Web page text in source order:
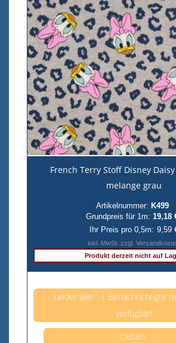
French Terry Stoff Disney
melange grau
Artikelnummer: K499
Grundpreis für 1m: 19,18
Ihr Preis pro 0,5m: 9,59
inkl. MwSt. zzgl.
Produkt derzeit nicht auf
Leider alle! :-| Benachrichtigte
verfügbar!
Details